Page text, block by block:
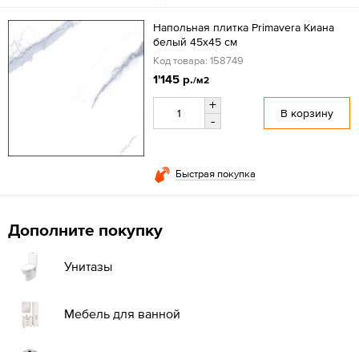
Напольная плитка Primavera Киана
белый 45х45 см
Код товара: 158749
1'145 р./м2
+
-
В корзину
Быстрая покупка
Дополните покупку
Унитазы
Мебель для ванной